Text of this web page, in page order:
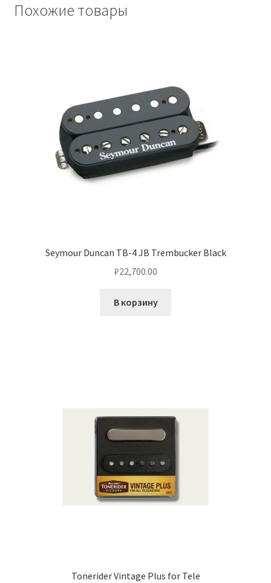
Toggle
Похожие товары
Seymour Duncan TB-4 JB Trembucker Black
₽22,700.00
В корзину
Tonerider Vintage Plus for Tele